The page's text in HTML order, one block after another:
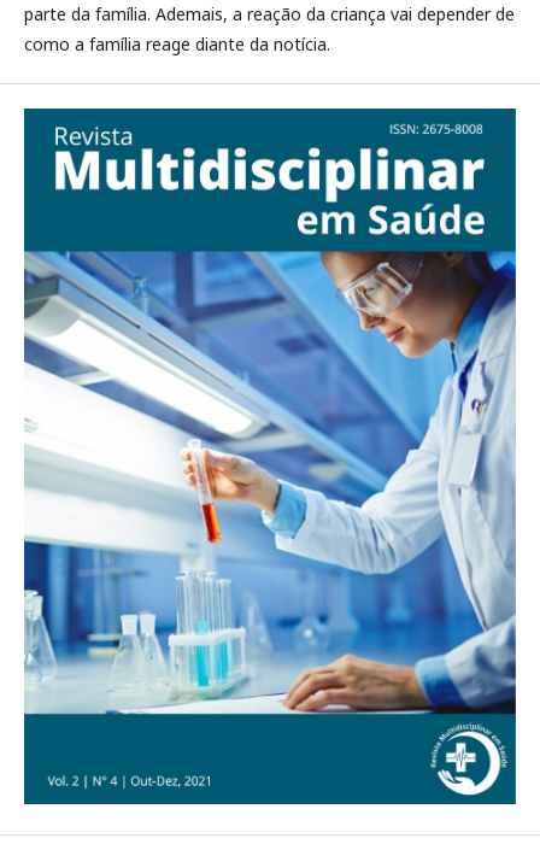
parte da família. Ademais, a reação da criança vai depender de
como a família reage diante da notícia.